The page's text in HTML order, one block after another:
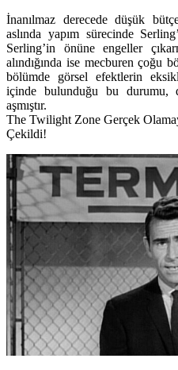
İnanılmaz derecede düşük
aslında yapım sürecinde
Serling’in önüne engeller
alındığında ise mecburen çoğu
bölümde görsel efektlerin
içinde bulunduğu bu durumu,
aşmıştır.
The Twilight Zone Gerçek
Çekildi!